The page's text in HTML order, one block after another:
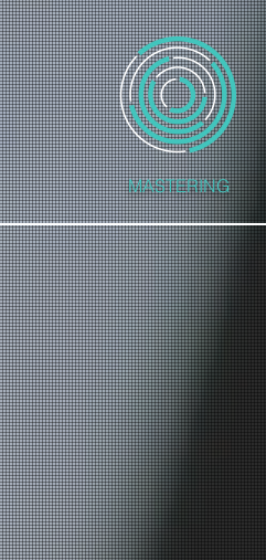
MASTERING
CDなどのマスタリング以外にも
DTSサラウンドやDolby Digital
サラウンド/Dolby Atmosの
エンコードにも
対応しています